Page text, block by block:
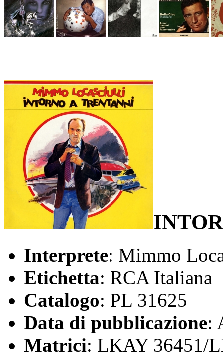
Interprete: Mimmo
Etichetta: RCA Italiana
Catalogo: PL 31625
Data di pubblicazione:
Matrici: LKAY 36451/